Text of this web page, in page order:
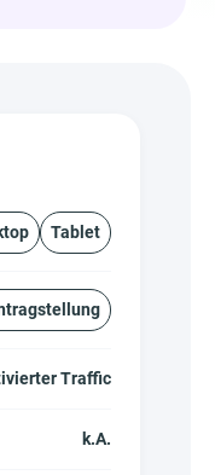
Tablet
Traffic
k.A.